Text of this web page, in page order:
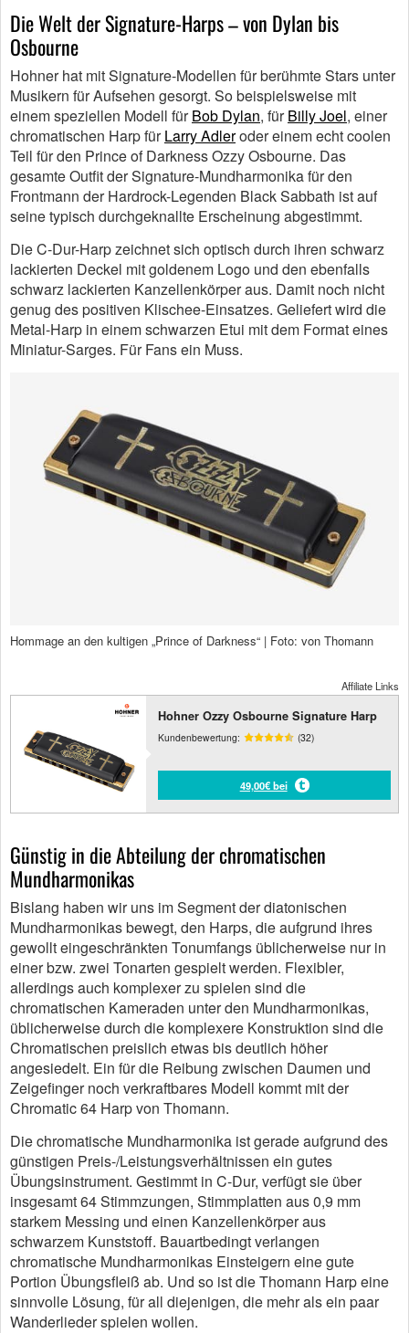
Die Welt der Signature-Harps – von Dylan bis
Osbourne
Hohner hat mit Signature-Modellen für berühmte Stars unter
Musikern für Aufsehen gesorgt. So beispielsweise mit
einem speziellen Modell fürBob Dylan, fürBilly Joel, einer
chromatischen Harp fürLarry Adleroder einem echt coolen
Teil für den Prince of Darkness Ozzy Osbourne. Das
gesamte Outfit der Signature-Mundharmonika für den
Frontmann der Hardrock-Legenden Black Sabbath ist auf
seine typisch durchgeknallte Erscheinung abgestimmt.
Die C-Dur-Harp zeichnet sich optisch durch ihren schwarz
lackierten Deckel mit goldenem Logo und den ebenfalls
schwarz lackierten Kanzellenkörper aus. Damit noch nicht
genug des positiven Klischee-Einsatzes. Geliefert wird die
Metal-Harp in einem schwarzen Etui mit dem Format eines
Miniatur-Sarges. Für Fans ein Muss.
Hommage an den kultigen „Prince of Darkness“ | Foto: von Thomann
Affiliate Links
Hohner Ozzy Osbourne Signature Harp
Kundenbewertung: (32)
49,00€ bei
Günstig in die Abteilung der chromatischen
Mundharmonikas
Bislang haben wir uns im Segment der diatonischen
Mundharmonikas bewegt, den Harps, die aufgrund ihres
gewollt eingeschränkten Tonumfangs üblicherweise nur in
einer bzw. zwei Tonarten gespielt werden. Flexibler,
allerdings auch komplexer zu spielen sind die
chromatischen Kameraden unter den Mundharmonikas,
üblicherweise durch die komplexere Konstruktion sind die
Chromatischen preislich etwas bis deutlich höher
angesiedelt. Ein für die Reibung zwischen Daumen und
Zeigefinger noch verkraftbares Modell kommt mit der
Chromatic 64 Harp von Thomann.
Die chromatische Mundharmonika ist gerade aufgrund des
günstigen Preis-/Leistungsverhältnissen ein gutes
Übungsinstrument. Gestimmt in C-Dur, verfügt sie über
insgesamt 64 Stimmzungen, Stimmplatten aus 0,9 mm
starkem Messing und einen Kanzellenkörper aus
schwarzem Kunststoff. Bauartbedingt verlangen
chromatische Mundharmonikas Einsteigern eine gute
Portion Übungsfleiß ab. Und so ist die Thomann Harp eine
sinnvolle Lösung, für all diejenigen, die mehr als ein paar
Wanderlieder spielen wollen.